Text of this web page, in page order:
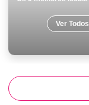
Ver Todos